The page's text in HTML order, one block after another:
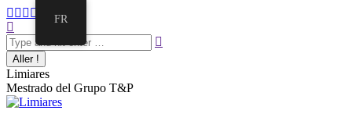
Limiares
Mestrado del Grupo T&P
FR